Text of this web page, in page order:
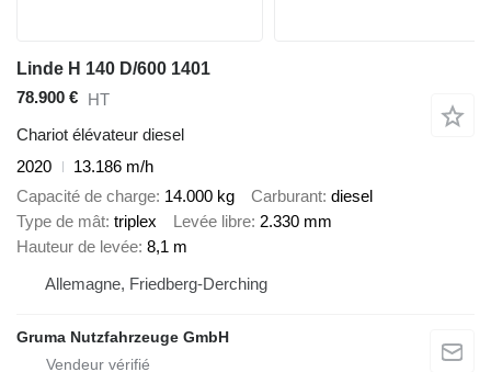
Linde H 140 D/600 1401
78.900 € HT
Chariot élévateur diesel
2020
13.186 m/h
Capacité de charge 14.000 kg Carburant diesel
Type de mât triplex Levée libre 2.330 mm
Hauteur de levée 8,1 m
Allemagne, Friedberg-Derching
Gruma Nutzfahrzeuge GmbH